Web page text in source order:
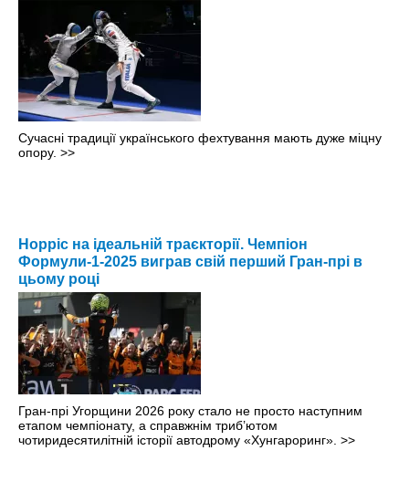
Сучасні традиції українського фехтування мають дуже міцну
опору. >>
Норріс на ідеальній траєкторії. Чемпіон
Формули-1-2025 виграв свій перший Гран-прі в
цьому році
Гран-прі Угорщини 2026 року стало не просто наступним
етапом чемпіонату, а справжнім триб’ютом
чотиридесятилітній історії автодрому «Хунгароринг». >>